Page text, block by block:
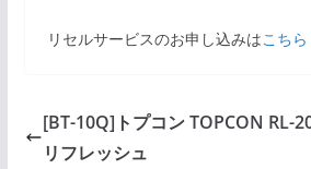
リセルサービスのお申し込みはこちら
[BT-10Q]トプコン TOPCON RL-
リフレッシュ